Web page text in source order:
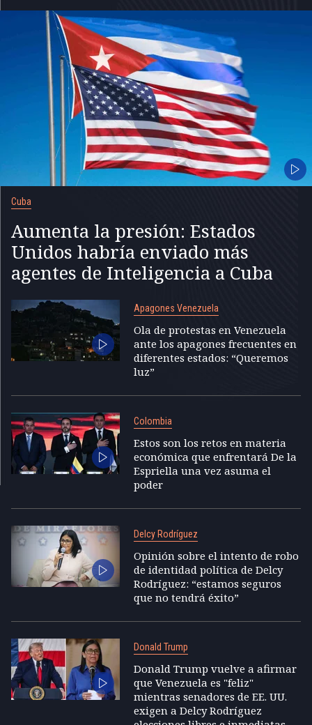
Cuba
Aumenta la presión: Estados
Unidos habría enviado más
agentes de Inteligencia a Cuba
Apagones Venezuela
Ola de protestas en Venezuela
ante los apagones frecuentes en
diferentes estados: “Queremos
luz”
Colombia
Estos son los retos en materia
económica que enfrentará De la
Espriella una vez asuma el
poder
Delcy Rodríguez
Opinión sobre el intento de robo
de identidad política de Delcy
Rodríguez: “estamos seguros
que no tendrá éxito”
Donald Trump
Donald Trump vuelve a afirmar
que Venezuela es "feliz"
mientras senadores de EE. UU.
exigen a Delcy Rodríguez